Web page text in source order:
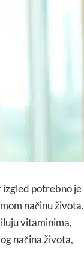
izgled potrebno je
načinu života.
vitaminima,
načina života,